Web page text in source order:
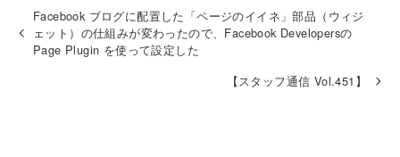
Facebook ブログに配置した「ページのイイネ」部品（ウィジ
ェット）の仕組みが変わったので、Facebook Developersの
Page Plugin を使って設定した
【スタッフ通信 Vol.451】